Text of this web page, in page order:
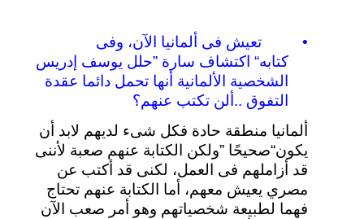
• تعيش فى ألمانيا الآن، وفى
كتابه“ اكتشاف سارة ”حلل يوسف إدريس
الشخصية
الألمانية أنها تحمل دائما عقدة
التفوق .. ألن تكتب عنهم؟
ألمانيا منطقة حادة فكل شىء لديهم لابد أن
يكون“صحيحًا ”ولكن الكتابة عنهم صعبة لأننى
قد أزاملهم فى العمل، لكنى قد أكتب عن
مصري يعيش معهم، أما الكتابة عنهم تحتاج
فهما لطبيعة شخصياتهم وهو أمر صعب
الآن